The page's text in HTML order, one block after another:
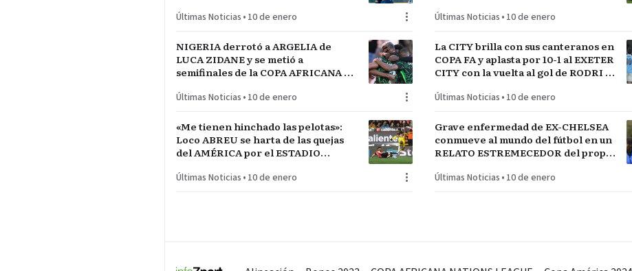
Últimas Noticias • 10 de enero
Últimas Noticias • 10 de enero
NIGERIA derrotó a ARGELIA de
LUCA ZIDANE y se metió a
semifinales de la COPA AFRICANA de
Últimas Noticias • 10 de enero
La CITY brilla con sus canteranos en
COPA FA y aplasta por 10-1 al EXETER
CITY con la vuelta al gol de RODRI y
Últimas Noticias • 10 de enero
«Me tienen hinchado las pelotas»:
Loco ABREU se harta de las quejas
del AMÉRICA por el ESTADIO
Últimas Noticias • 10 de enero
Grave enfermedad de EX-CHELSEA
conmueve al mundo del fútbol en un
RELATO ESTREMECEDOR del propio
Últimas Noticias • 10 de enero